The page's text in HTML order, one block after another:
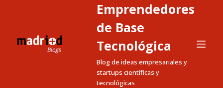
a
Emprendedores
de Base
Tecnológica
Blog de ideas empresariales y
startups científicas y
tecnológicas